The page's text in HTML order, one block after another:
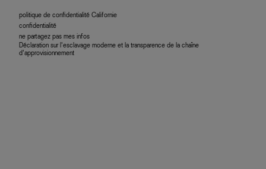
politique de confidentialité Californie
confidentialité
ne partagez pas mes infos
Déclaration sur l’esclavage moderne et la transparence de la chaîne
d’approvisionnement